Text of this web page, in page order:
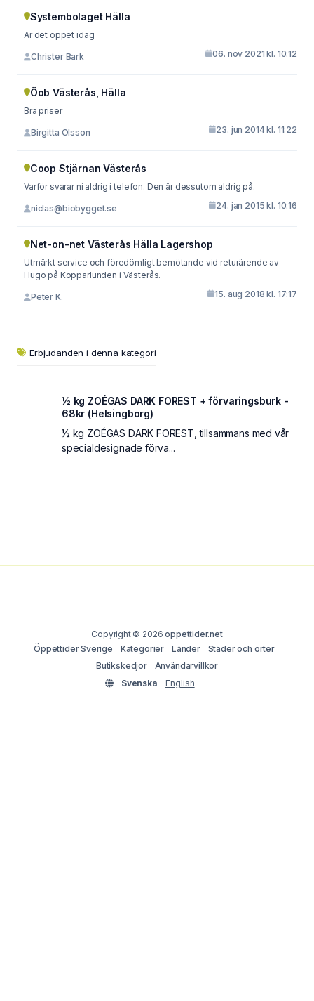
Systembolaget Hälla
Är det öppet idag
Christer Bark 06. nov 2021 kl. 10:12
Öob Västerås, Hälla
Bra priser
Birgitta Olsson 23. jun 2014 kl. 11:22
Coop Stjärnan Västerås
Varför svarar ni aldrig i telefon. Den är dessutom aldrig på.
niclas@biobygget.se 24. jan 2015 kl. 10:16
Net-on-net Västerås Hälla Lagershop
Utmärkt service och föredömligt bemötande vid returärende av
Hugo på Kopparlunden i Västerås.
Peter K. 15. aug 2018 kl. 17:17
Erbjudanden i denna kategori
½ kg ZOÉGAS DARK FOREST + förvaringsburk -
68kr (Helsingborg)
½ kg ZOÉGAS DARK FOREST, tillsammans med vår
specialdesignade förva...
Copyright © 2026oppettider.net
Öppettider Sverige
Kategorier Länder
Städer och orter
Butikskedjor
Användarvillkor
Svenska
English